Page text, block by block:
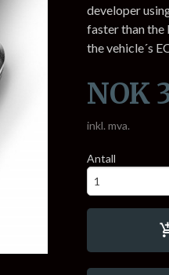
developer
faster than the
the vehicle´s
Pris
NOK
inkl. mva.
Antall